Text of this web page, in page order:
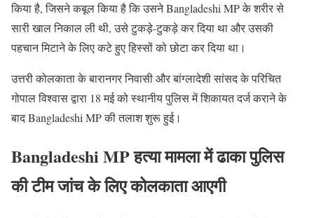
किया है, जिसने कबूल किया है कि उसने Bangladeshi MP के शरीर से
सारी खाल निकाल ली थी, उसे टुकड़े-टुकड़े कर दिया था और उसकी
पहचान मिटाने के लिए कटे हुए हिस्सों को छोटा कर दिया था।
उत्तरी कोलकाता के बारानगर निवासी और बांग्लादेशी सांसद के परिचित
गोपाल विश्वास द्वारा 18 मई को स्थानीय पुलिस में शिकायत दर्ज कराने के
बाद Bangladeshi MP की तलाश शुरू हुई।
Bangladeshi MP हत्या मामला में ढाका पुलिस
की टीम जांच के लिए कोलकाता आएगी